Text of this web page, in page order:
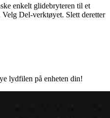
enkelt glidebryteren til et
Del-verktøyet. Slett deretter
lydfilen på enheten din!